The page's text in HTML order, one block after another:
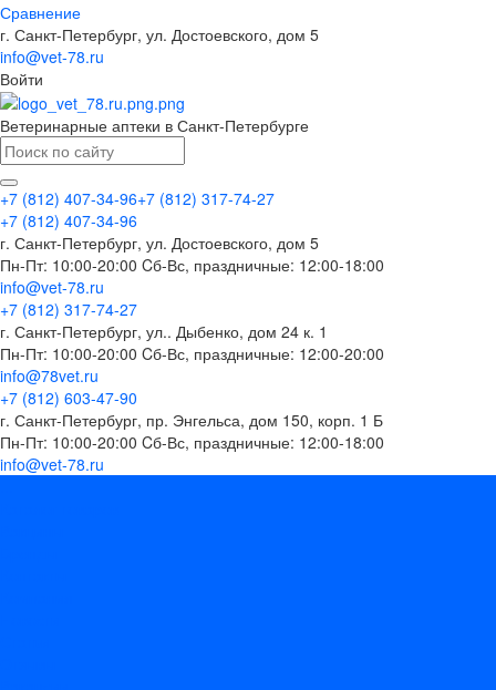
Сравнение
г. Санкт-Петербург, ул. Достоевского, дом 5
info@vet-78.ru
Войти
Ветеринарные аптеки в Санкт-Петербурге
+7 (812) 407-34-96+7 (812) 317-74-27
+7 (812) 407-34-96
г. Санкт-Петербург, ул. Достоевского, дом 5
Пн-Пт: 10:00-20:00 Cб-Вс, праздничные: 12:00-18:00
info@vet-78.ru
+7 (812) 317-74-27
г. Санкт-Петербург, ул.. Дыбенко, дом 24 к. 1
Пн-Пт: 10:00-20:00 Cб-Вс, праздничные: 12:00-20:00
info@78vet.ru
+7 (812) 603-47-90
г. Санкт-Петербург, пр. Энгельса, дом 150, корп. 1 Б
Пн-Пт: 10:00-20:00 Cб-Вс, праздничные: 12:00-18:00
info@vet-78.ru